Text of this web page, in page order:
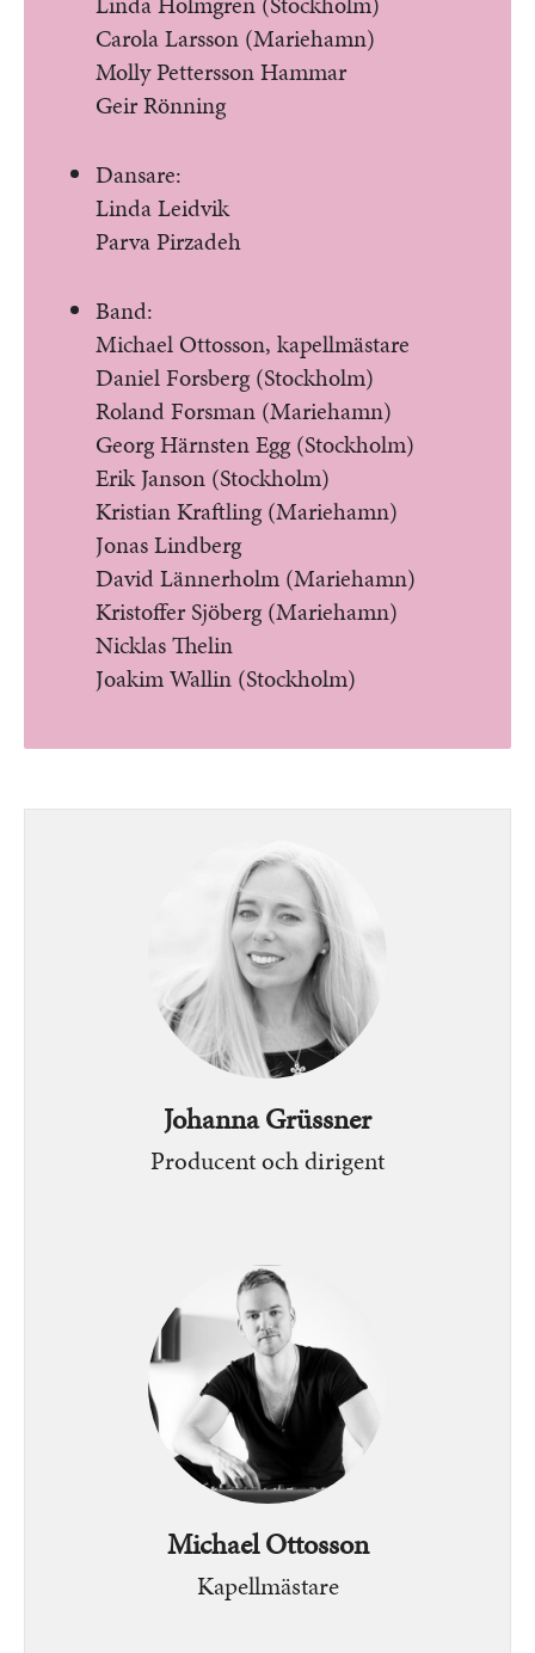
Carola Larsson (Mariehamn)
Molly Pettersson Hammar
Geir Rönning
Dansare:
Linda Leidvik
Parva Pirzadeh
Band:
Michael Ottosson, kapellmästare
Daniel Forsberg (Stockholm)
Roland Forsman (Mariehamn)
Georg Härnsten Egg (Stockholm)
Erik Janson (Stockholm)
Kristian Kraftling (Mariehamn)
Jonas Lindberg
David Lännerholm (Mariehamn)
Kristoffer Sjöberg (Mariehamn)
Nicklas Thelin
Joakim Wallin (Stockholm)
Johanna Grüssner
Producent och dirigent
Michael Ottosson
Kapellmästare